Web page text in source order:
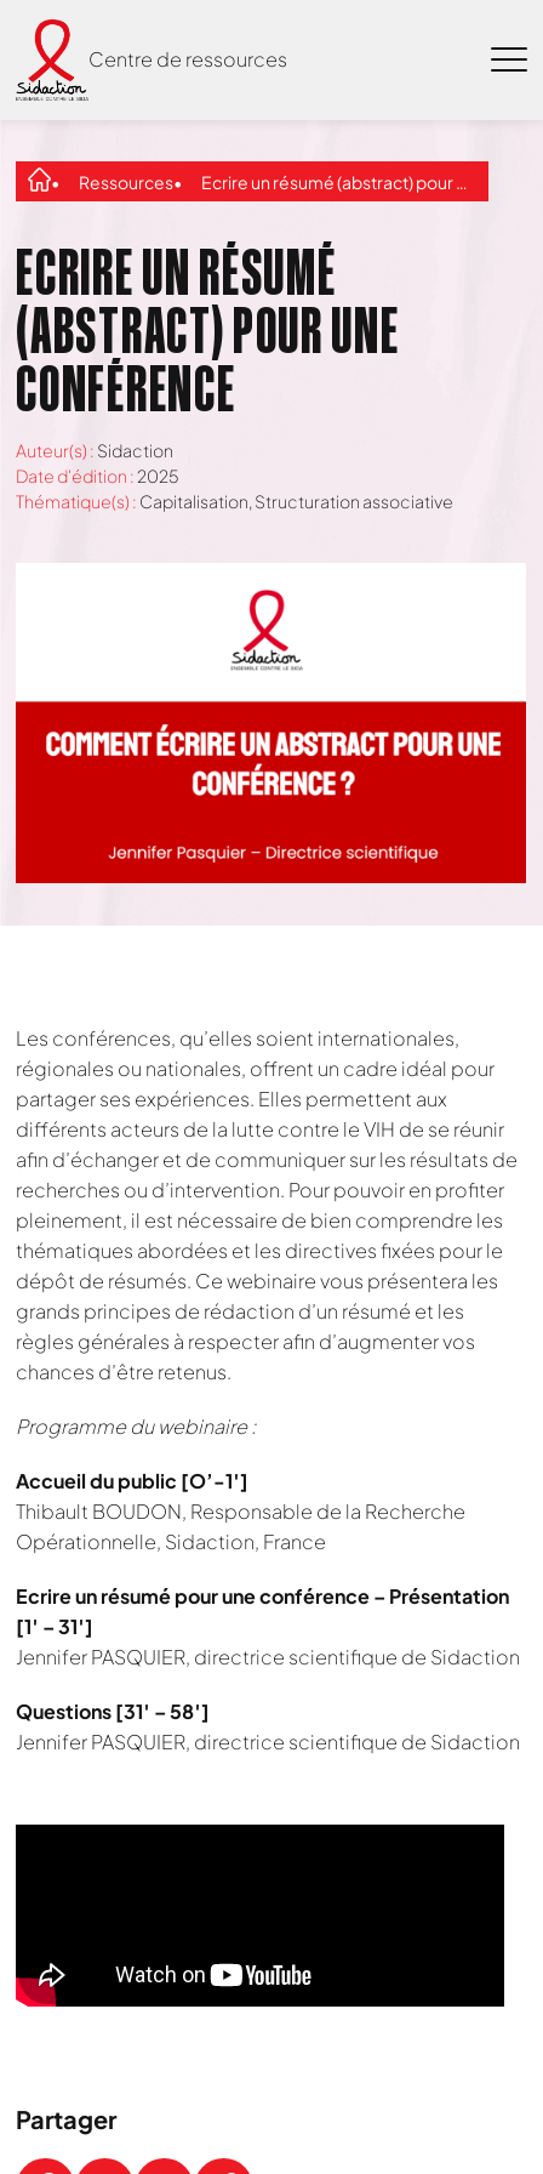
Centre de ressources
Ressources Ecrire un résumé (abstract) pour une conférence
ECRIRE UN RÉSUMÉ
(ABSTRACT) POUR UNE
CONFÉRENCE
Auteur(s) : Sidaction
Date d'édition : 2025
Thématique(s) : Capitalisation, Structuration associative
Les conférences, qu’elles soient internationales,
régionales ou nationales, offrent un cadre idéal pour
partager ses expériences. Elles permettent aux
différents acteurs de la lutte contre le VIH de se réunir
afin d’échanger et de communiquer sur les résultats de
recherches ou d’intervention. Pour pouvoir en profiter
pleinement, il est nécessaire de bien comprendre les
thématiques abordées et les directives fixées pour le
dépôt de résumés. Ce webinaire vous présentera les
grands principes de rédaction d’un résumé et les
règles générales à respecter afin d’augmenter vos
chances d’être retenus.
Programme du webinaire :
Accueil du public [O’-1′]
Thibault BOUDON, Responsable de la Recherche
Opérationnelle, Sidaction, France
Ecrire un résumé pour une conférence – Présentation
[1′ – 31′]
Jennifer PASQUIER, directrice scientifique de Sidaction
Questions [31′ – 58′]
Jennifer PASQUIER, directrice scientifique de Sidaction
Partager